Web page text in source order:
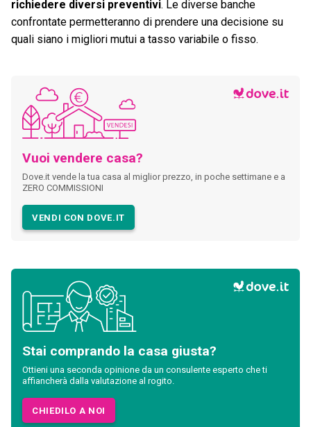
richiedere diversi preventivi. Le diverse banche
confrontate permetteranno di prendere una decisione su
quali siano i migliori mutui a tasso variabile o fisso.
Vuoi vendere casa?
Dove.it vende la tua casa al miglior prezzo, in poche settimane e a
ZERO COMMISSIONI
VENDI CON DOVE.IT
Stai comprando la casa giusta?
Ottieni una seconda opinione da un consulente esperto che ti
affiancherà dalla valutazione al rogito.
CHIEDILO A NOI